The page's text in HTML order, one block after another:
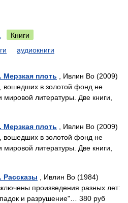
Книги
аудиокниги
Мерзкая плоть , Ивлин Во (2009)
вошедших в золотой фонд не
мировой литературы. Две книги,
Мерзкая плоть , Ивлин Во (2009)
вошедших в золотой фонд не
мировой литературы. Две книги,
Рассказы , Ивлин Во (1984)
произведения разных лет:
и разрушение"… 380 руб